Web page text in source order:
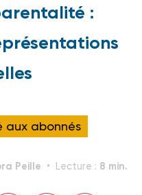
:
aux abonnés
Peille Lecture : 8 min.